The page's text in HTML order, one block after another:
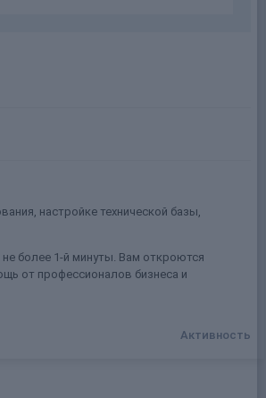
настройке технической базы,
более 1-й минуты. Вам откроются
от профессионалов бизнеса и
Активность